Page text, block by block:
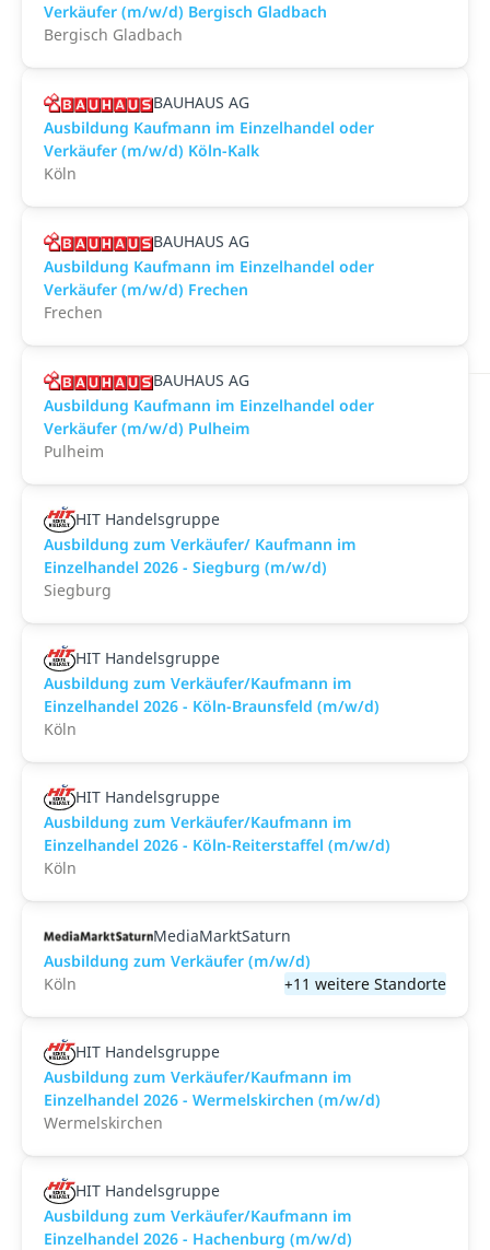
Verkäufer (m/w/d) Bergisch Gladbach
Bergisch Gladbach
BAUHAUS AG
Ausbildung Kaufmann im Einzelhandel oder
Verkäufer (m/w/d) Köln-Kalk
Köln
BAUHAUS AG
Ausbildung Kaufmann im Einzelhandel oder
Verkäufer (m/w/d) Frechen
Frechen
BAUHAUS AG
Ausbildung Kaufmann im Einzelhandel oder
Verkäufer (m/w/d) Pulheim
Pulheim
HIT Handelsgruppe
Ausbildung zum Verkäufer/ Kaufmann im
Einzelhandel 2026 - Siegburg (m/w/d)
Siegburg
HIT Handelsgruppe
Ausbildung zum Verkäufer/Kaufmann im
Einzelhandel 2026 - Köln-Braunsfeld (m/w/d)
Köln
HIT Handelsgruppe
Ausbildung zum Verkäufer/Kaufmann im
Einzelhandel 2026 - Köln-Reiterstaffel (m/w/d)
Köln
MediaMarktSaturn
Ausbildung zum Verkäufer (m/w/d)
Köln
+11 weitere Standorte
HIT Handelsgruppe
Ausbildung zum Verkäufer/Kaufmann im
Einzelhandel 2026 - Wermelskirchen (m/w/d)
Wermelskirchen
HIT Handelsgruppe
Ausbildung zum Verkäufer/Kaufmann im
Einzelhandel 2026 - Hachenburg (m/w/d)